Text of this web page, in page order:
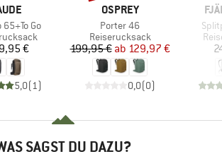
Go
Preis
€
5,0(1)
MARKE
OSPREY
Artikel
Porter 46
Produktgruppe
Reiserucksack
Preis
199,95 € reduzierter Preis
ab 129,97 €
0,0(0)
SAGST DU DAZU?